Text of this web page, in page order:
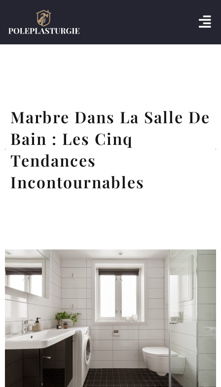
Marbre Dans La Salle De
Bain : Les Cinq
Tendances
Incontournables